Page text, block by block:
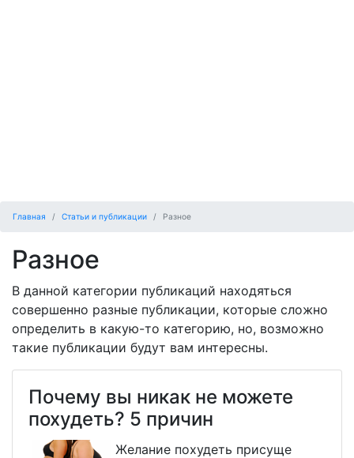
Главная Статьи и публикации Разное
Разное
В данной категории публикаций находяться
совершенно разные публикации, которые сложно
определить в какую-то категорию, но, возможно
такие публикации будут вам интересны.
Почему вы никак не можете
похудеть? 5 причин
Желание похудеть присуще